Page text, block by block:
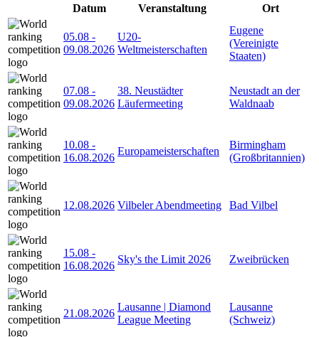
Datum
Veranstaltung Ort
05.08 -
09.08.2026
U20-
Weltmeisterschaften
Eugene
(Vereinigte
Staaten)
07.08 -
09.08.2026
38. Neustädter
Läufermeeting
Neustadt an der
Waldnaab
10.08 -
16.08.2026
Europameisterschaften
Birmingham
(Großbritannien)
12.08.2026 Vilbeler Abendmeeting Bad Vilbel
15.08 -
16.08.2026
Sky's the Limit 2026 Zweibrücken
21.08.2026
Lausanne | Diamond
League Meeting
Lausanne
(Schweiz)